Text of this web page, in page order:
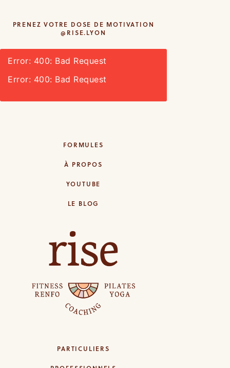
PRENEZ VOTRE DOSE DE MOTIVATION
@RISE.LYON
Error: 400: Bad Request
Error: 400: Bad Request
FORMULES
À PROPOS
YOUTUBE
LE BLOG
PARTICULIERS